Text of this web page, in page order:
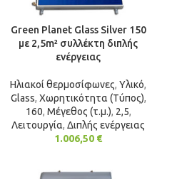
Green Planet Glass Silver 150
με 2,5m² συλλέκτη διπλής
ενέργειας
Ηλιακοί θερμοσίφωνες, Υλικό,
Glass, Χωρητικότητα (Τύπος),
160, Μέγεθος (τ.μ.), 2,5,
Λειτουργία, Διπλής ενέργειας
1.006,50 €